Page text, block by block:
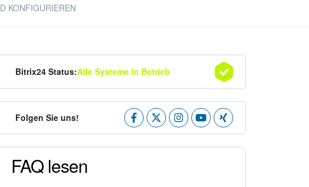
KONFIGURIEREN
Bitrix24 Status:Alle Systeme in Betrieb
Folgen Sie uns!
FAQ lesen